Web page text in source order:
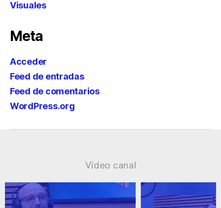
Visuales
Meta
Acceder
Feed de entradas
Feed de comentarios
WordPress.org
Vídeo canal